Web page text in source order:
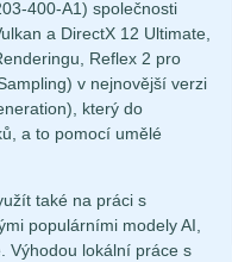
400-A1) společnosti
a DirectX 12 Ultimate,
Reflex 2 pro
v nejnovější verzi
který do
a to pomocí umělé
také na práci s
populárními modely AI,
Výhodou lokální práce s